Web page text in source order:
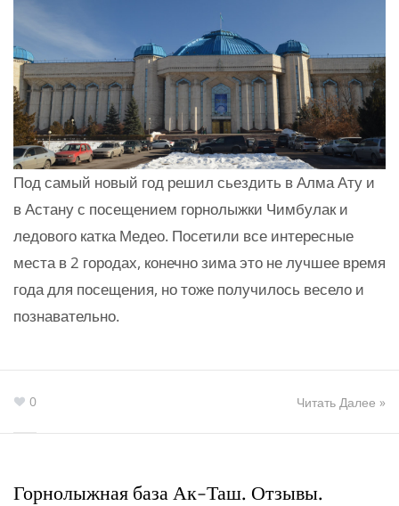
Под самый новый год решил сьездить в Алма Ату и
в Астану с посещением горнолыжки Чимбулак и
ледового катка Медео. Посетили все интересные
места в 2 городах, конечно зима это не лучшее время
года для посещения, но тоже получилось весело и
познавательно.
0 Читать Далее »
Горнолыжная база Ак-Таш. Отзывы.